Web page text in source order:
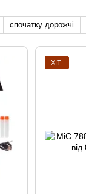
спочатку дорожчі
ХІТ